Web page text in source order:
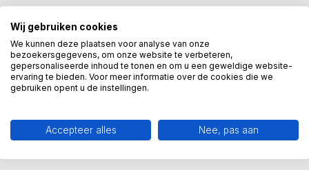
Waarom klanten Kunstpakket.nl waarderen met
een 9.5
02-04-2026
Wij gebruiken cookies
We kunnen deze plaatsen voor analyse van onze
bezoekersgegevens, om onze website te verbeteren,
gepersonaliseerde inhoud te tonen en om u een geweldige website-
ervaring te bieden. Voor meer informatie over de cookies die we
gebruiken opent u de instellingen.
Accepteer alles Nee, pas aan